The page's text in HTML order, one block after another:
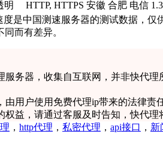
明 HTTP, HTTPS 安徽 合肥 电信
是中国测速服务器的测试数据，仅
而有差异。
服务器，收集自互联网，并非快代
由用户使用免费代理ip带来的法律责
权益，请通过客服及时告知，快代理
， http代理 ， 私密代理 ， api接口 ， 新